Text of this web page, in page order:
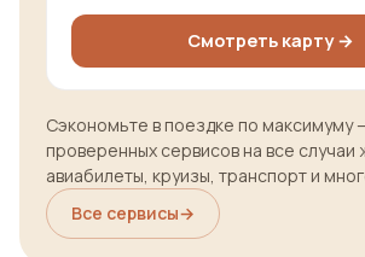
Смотреть карту →
Сэкономьте в поездке по максимуму
проверенных сервисов на все случаи
авиабилеты, круизы, транспорт и
Все сервисы→